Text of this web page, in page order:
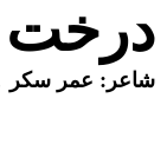
درخت
شاعر: عمر سکر